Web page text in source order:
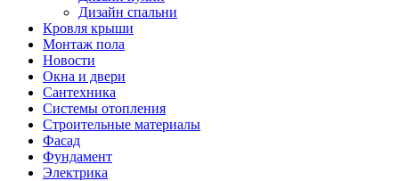
Дизайн спальни
Кровля крыши
Монтаж пола
Новости
Окна и двери
Сантехника
Системы отопления
Строительные материалы
Фасад
Фундамент
Электрика